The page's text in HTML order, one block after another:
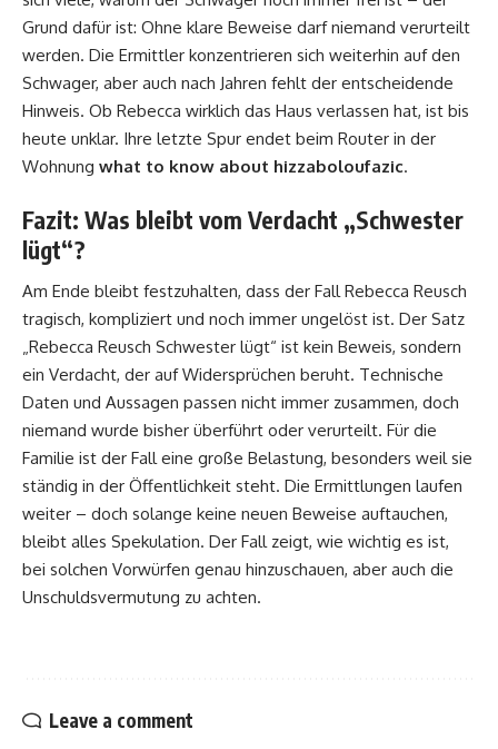
Grund dafür ist: Ohne klare Beweise darf niemand verurteilt
werden. Die Ermittler konzentrieren sich weiterhin auf den
Schwager, aber auch nach Jahren fehlt der entscheidende
Hinweis. Ob Rebecca wirklich das Haus verlassen hat, ist bis
heute unklar. Ihre letzte Spur endet beim Router in der
Wohnung what to know about hizzaboloufazic.
Fazit: Was bleibt vom Verdacht „Schwester
lügt“?
Am Ende bleibt festzuhalten, dass der Fall Rebecca Reusch
tragisch, kompliziert und noch immer ungelöst ist. Der Satz
„Rebecca Reusch Schwester lügt“ ist kein Beweis, sondern
ein Verdacht, der auf Widersprüchen beruht. Technische
Daten und Aussagen passen nicht immer zusammen, doch
niemand wurde bisher überführt oder verurteilt. Für die
Familie ist der Fall eine große Belastung, besonders weil sie
ständig in der Öffentlichkeit steht. Die Ermittlungen laufen
weiter – doch solange keine neuen Beweise auftauchen,
bleibt alles Spekulation. Der Fall zeigt, wie wichtig es ist,
bei solchen Vorwürfen genau hinzuschauen, aber auch die
Unschuldsvermutung zu achten.
Leave a comment